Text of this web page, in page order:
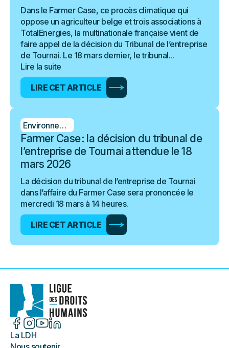
Dans le Farmer Case, ce procès climatique qui
oppose un agriculteur belge et trois associations à
TotalEnergies, la multinationale française vient de
faire appel de la décision du Tribunal de l’entreprise
de Tournai. Le 18 mars dernier, le tribunal...
Lire la suite
LIRE CET ARTICLE
Environnement
Farmer Case : la décision du tribunal de
l’entreprise de Tournai attendue le 18
mars 2026
La décision du tribunal de l’entreprise de Tournai
dans l’affaire du Farmer Case sera prononcée le
mercredi 18 mars à 14 heures.
LIRE CET ARTICLE
La LDH